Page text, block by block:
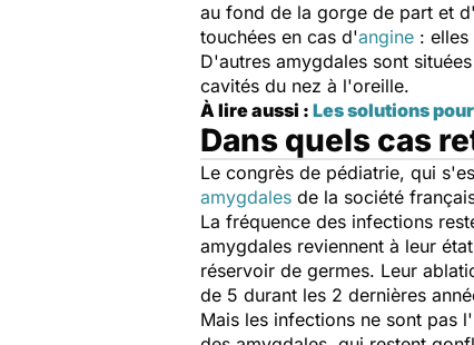
au fond de la gorge de part et
touchées en cas d'angine :
D'autres amygdales sont
cavités du nez à l'oreille.
À lire aussi : Les solutions
Dans quels cas
Le congrès de pédiatrie, qui
amygdales de la société
La fréquence des infections
amygdales reviennent à leur
réservoir de germes. Leur
de 5 durant les 2 dernières
Mais les infections ne sont pas